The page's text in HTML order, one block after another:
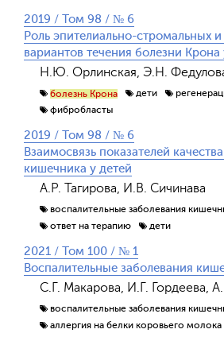
2019 / Том 98 / № 6
Роль эпителиально-стромальных
вариантов течения болезни Крона
Н.Ю. Орлинская, Э.Н.
болезнь Крона дети
фибробласты
2019 / Том 98 / № 6
Взаимосвязь показателей
кишечника у детей
А.Р. Тагирова, И.В. Сичинава
воспалительные заболевания
ответ на терапию
дети
2021 / Том 100 / № 1
Воспалительные заболевания
С.Г. Макарова, И.Г. Гордеева,
воспалительные заболевания
аллергия на белки коровьего молока